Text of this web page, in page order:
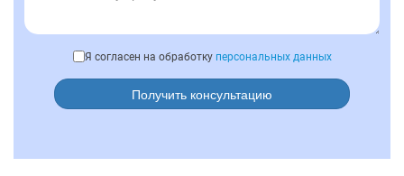
Я согласен на обработку персональных данных
Получить консультацию